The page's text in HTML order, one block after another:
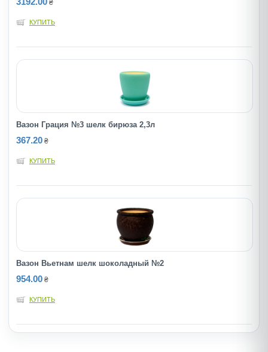
₴
КУПИТЬ
Вазон Грация №3 шелк бирюза 2,3л
367.20 ₴
КУПИТЬ
Вазон Вьетнам шелк шоколадный №2
954.00 ₴
КУПИТЬ